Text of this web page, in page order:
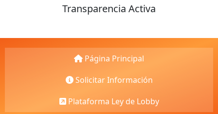
Transparencia Activa
Página Principal
Solicitar Información
Plataforma Ley de Lobby